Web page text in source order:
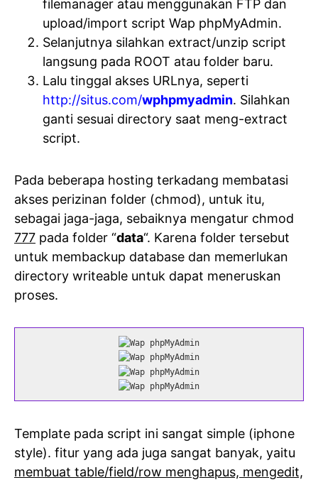
filemanager atau menggunakan FTP dan
upload/import script Wap phpMyAdmin.
Selanjutnya silahkan extract/unzip script
langsung pada ROOT atau folder baru.
Lalu tinggal akses URLnya, seperti
http://situs.com/wphpmyadmin. Silahkan
ganti sesuai directory saat meng-extract
script.
Pada beberapa hosting terkadang membatasi
akses perizinan folder (chmod), untuk itu,
sebagai jaga-jaga, sebaiknya mengatur chmod
777 pada folder “data“. Karena folder tersebut
untuk membackup database dan memerlukan
directory writeable untuk dapat meneruskan
proses.
Template pada script ini sangat simple (iphone
style). fitur yang ada juga sangat banyak, yaitu
membuat table/field/row menghapus, mengedit,